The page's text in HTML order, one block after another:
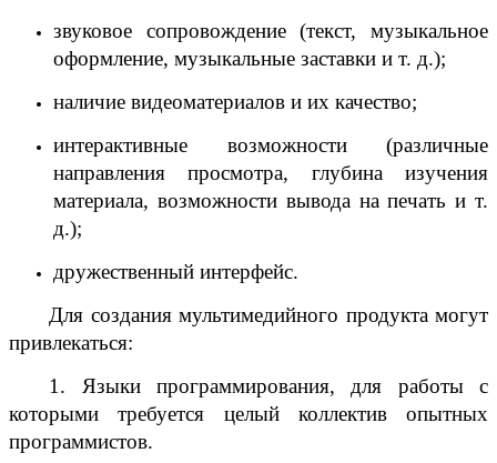
звуковое сопровождение (текст, музыкальное
оформление, музыкальные заставки и т. д.);
наличие видеоматериалов и их качество;
интерактивные возможности (различные
направления просмотра, глубина изучения
материала, возможности вывода на печать и т.
д.);
дружественный интерфейс.
Для создания мультимедийного продукта могут
привлекаться:
1. Языки программирования, для работы с
которыми требуется целый коллектив опытных
программистов.